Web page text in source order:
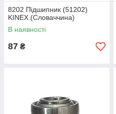
8202 Підшипник (51202)
KINEX (Словаччина)
В наявності
87 ₴